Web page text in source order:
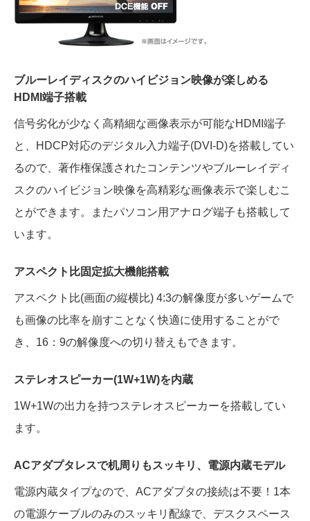
ブルーレイディスクのハイビジョン映像が楽しめる
HDMI端子搭載
信号劣化が少なく高精細な画像表示が可能なHDMI端子
と、HDCP対応のデジタル入力端子(DVI-D)を搭載してい
るので、著作権保護されたコンテンツやブルーレイディ
スクのハイビジョン映像を高精彩な画像表示で楽しむこ
とができます。またパソコン用アナログ端子も搭載して
います。
アスペクト比固定拡大機能搭載
アスペクト比(画面の縦横比) 4:3の解像度が多いゲームで
も画像の比率を崩すことなく快適に使用することがで
き、16：9の解像度への切り替えもできます。
ステレオスピーカー(1W+1W)を内蔵
1W+1Wの出力を持つステレオスピーカーを搭載してい
ます。
ACアダプタレスで机周りもスッキリ、電源内蔵モデル
電源内蔵タイプなので、ACアダプタの接続は不要！1本
の電源ケーブルのみのスッキリ配線で、デスクスペース